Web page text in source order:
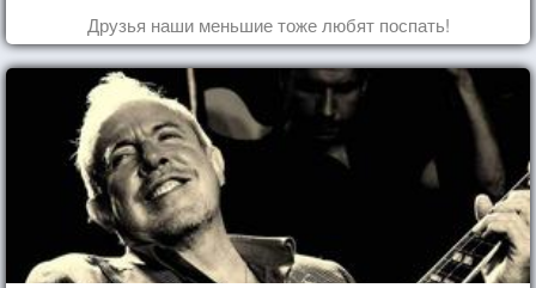
Друзья наши меньшие тоже любят поспать!